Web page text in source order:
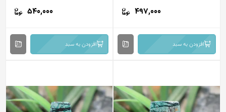
497,000
افزودن به سبد
540,000
افزودن به سبد